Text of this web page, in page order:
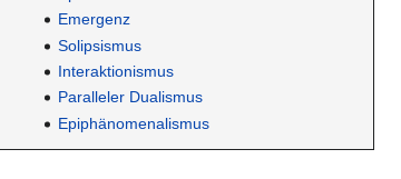
Emergenz
Solipsismus
Interaktionismus
Paralleler Dualismus
Epiphänomenalismus